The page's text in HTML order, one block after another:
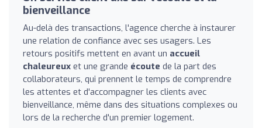
bienveillance
Au-delà des transactions, l'agence cherche à instaurer
une relation de confiance avec ses usagers. Les
retours positifs mettent en avant un accueil
chaleureux et une grande écoute de la part des
collaborateurs, qui prennent le temps de comprendre
les attentes et d'accompagner les clients avec
bienveillance, même dans des situations complexes ou
lors de la recherche d'un premier logement.